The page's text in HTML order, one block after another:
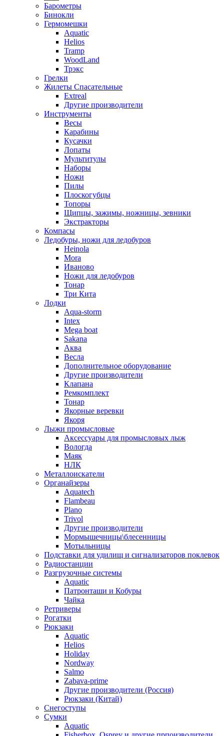
Барометры
Бинокли
Гермомешки
Aquatic
Helios
Tramp
WoodLand
Трэкс
Грелки
Жилеты Спасательные
Extreal
Другие производители
Инструменты
Весы
Карабины
Кусачки
Лопаты
Мультитулы
Наборы
Ножи
Пилы
Плоскогубцы
Топоры
Щипцы, зажимы, ножницы, зевники
Экстракторы
Компасы
Ледобуры, ножи для ледобуров
Heinola
Mora
Иваново
Ножи для ледобуров
Тонар
Три Кита
Лодки
Aqua-storm
Intex
Mega boat
Sakana
Аква
Весла
Дополнительное оборудование
Другие производители
Клапана
Ремкомплект
Тонар
Якорные веревки
Якоря
Лыжи промысловые
Аксессуары для промысловых лыж
Вологда
Маяк
НЛК
Металлоискатели
Органайзеры
Aquatech
Flambeau
Plano
Trivol
Другие производители
Мормышечницы\блесенницы
Мотыльницы
Подставки для удилищ и сигнализаторов поклевок
Радиостанции
Разгрузочные системы
Aquatic
Патронташи и Кобуры
Чайка
Ретриверы
Рогатки
Рюкзаки
Aquatic
Helios
Holiday
Nordway
Salmo
Zabava-prime
Другие производители (Россия)
Рюкзаки (Китай)
Снегоступы
Сумки
Aquatic